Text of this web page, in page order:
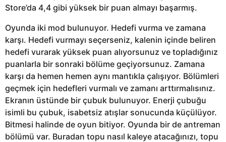
Store’da 4,4 gibi yüksek bir puan almayı başarmış.
Oyunda iki mod bulunuyor. Hedefi vurma ve zamana
karşı. Hedefi vurmayı seçerseniz, kalenin içinde beliren
hedefi vurarak yüksek puan alıyorsunuz ve topladığınız
puanlarla bir sonraki bölüme geçiyorsunuz. Zamana
karşı da hemen hemen aynı mantıkla çalışıyor. Bölümleri
geçmek için hedefleri vurmalı ve zamanı arttırmalısınız.
Ekranın üstünde bir çubuk bulunuyor. Enerji çubuğu
isimli bu çubuk, isabetsiz atışlar sonucunda küçülüyor.
Bitmesi halinde de oyun bitiyor. Oyunda bir de antreman
bölümü var. Buradan topu nasıl kaleye atacağınızı, topu